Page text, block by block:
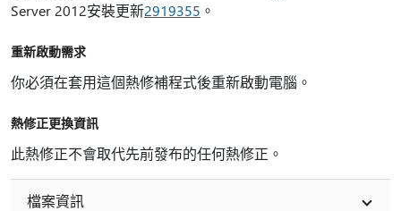
Server 2012安裝更新2919355 。
重新啟動需求
你必須在套用這個熱修補程式後重新啟動電腦。
熱修正更換資訊
此熱修正不會取代先前發布的任何熱修正。
檔案資訊